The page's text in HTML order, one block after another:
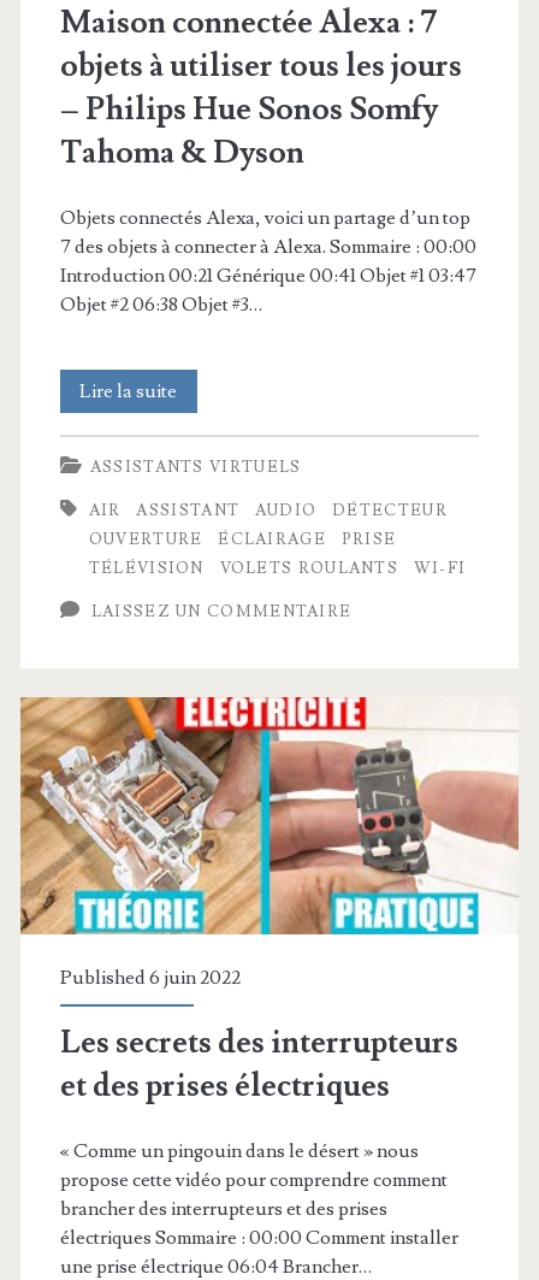
Maison connectée Alexa : 7
objets à utiliser tous les jours
– Philips Hue Sonos Somfy
Tahoma & Dyson
Objets connectés Alexa, voici un partage d’un top
7 des objets à connecter à Alexa. Sommaire : 00:00
Introduction 00:21 Générique 00:41 Objet #1 03:47
Objet #2 06:38 Objet #3…
Lire la suite
connectée
Alexa
:
7
objets
utiliser
tous
les
jours
–
Philips
Somfy
Tahoma
Dyson
ASSISTANTS VIRTUELS
AIR ASSISTANT AUDIO
DÉTECTEUR
OUVERTURE
ÉCLAIRAGE
PRISE
TÉLÉVISION
VOLETS ROULANTS WI-FI
LAISSEZ UN COMMENTAIRE
Published 6 juin 2022
Les secrets des interrupteurs
et des prises électriques
« Comme un pingouin dans le désert » nous
propose cette vidéo pour comprendre comment
brancher des interrupteurs et des prises
électriques Sommaire : 00:00 Comment installer
une prise électrique 06:04 Brancher…